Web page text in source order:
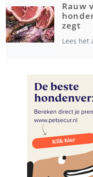
Rauw
zegt
Lees het